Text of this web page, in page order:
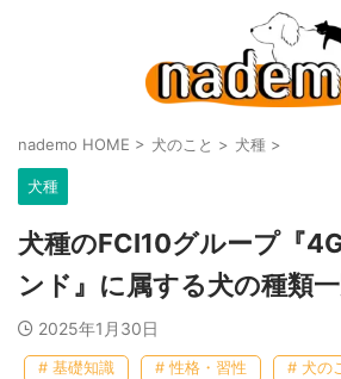
nademo HOME > 犬のこと > 犬種 >
犬種
犬種のFCI10グループ『
ンド』に属する犬の種類
2025年1月30日
# 基礎知識 # 性格・習性 # 犬の